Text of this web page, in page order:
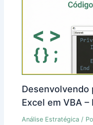
Desenvolvendo
Excel em VBA –
Análise Estratégica /